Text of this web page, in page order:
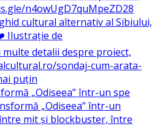
„Odiseea” într-un spe